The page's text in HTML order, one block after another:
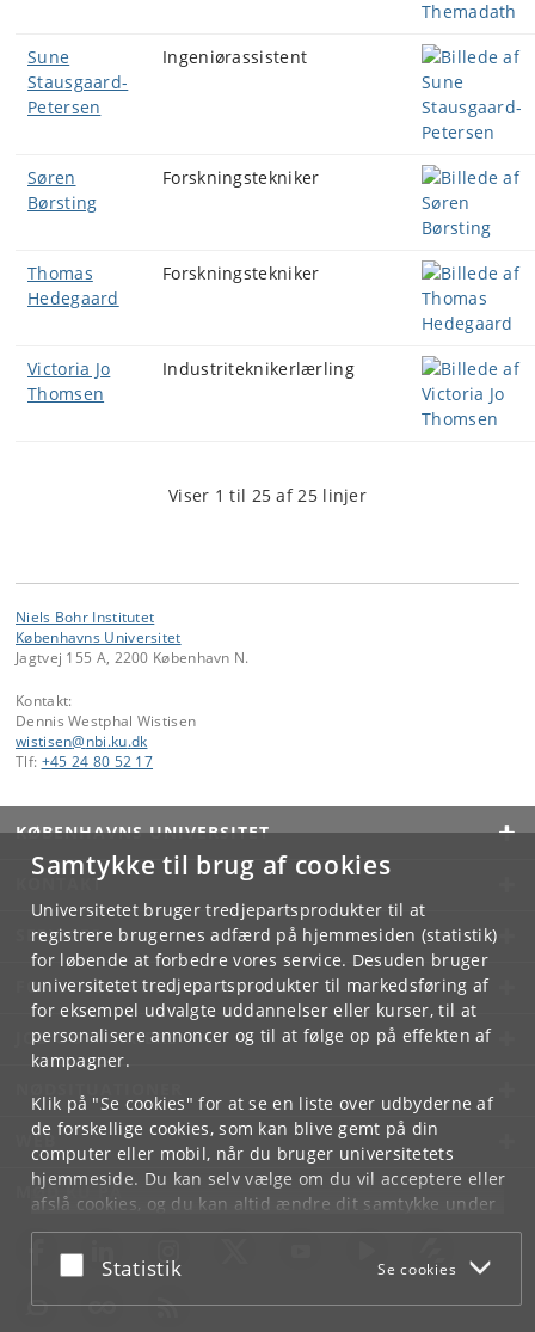
Samtykke til brug af cookies
Universitetet bruger tredjepartsprodukter til at
registrere brugernes adfærd på hjemmesiden (statistik)
for løbende at forbedre vores service. Desuden bruger
universitetet tredjepartsprodukter til markedsføring af
for eksempel udvalgte uddannelser eller kurser, til at
personalisere annoncer og til at følge op på effekten af
kampagner.
Klik på "Se cookies" for at se en liste over udbyderne af
de forskellige cookies, som kan blive gemt på din
computer eller mobil, når du bruger universitetets
hjemmeside. Du kan selv vælge om du vil acceptere eller
afslå cookies, og du kan altid ændre dit samtykke under
Cookie- og privatlivspolitiksom du finder i bunden af
hver side.Acceptér eller afslå
Statistik Se cookies
Sune
Stausgaard-
Petersen
Ingeniørassistent
Søren
Børsting
Forskningstekniker
Thomas
Hedegaard
Forskningstekniker
Victoria Jo
Thomsen
Industriteknikerlærling
Viser 1 til 25 af 25 linjer
Niels Bohr Institutet
Københavns Universitet
Jagtvej 155 A, 2200 København N.
Kontakt:
Dennis Westphal Wistisen
wistisen@nbi.ku.dk
Tlf: +45 24 80 52 17
KØBENHAVNS UNIVERSITET
KONTAKT
SERVICES
FOR STUDERENDE OG ANSATTE
JOB OG KARRIERE
WEB
MØD KU PÅ